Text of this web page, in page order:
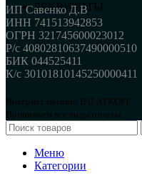
РЕКВИЗИТЫ
ИП Савенко Д.В
ИНН 741513942853
ОГРН 321745600023012
Р/с 40802810637490000510
БИК 044525411
К/с 30101810145250000411
Интернет магазин PALATKOFF
Принимаем все виды оплаты.
Меню
Категории